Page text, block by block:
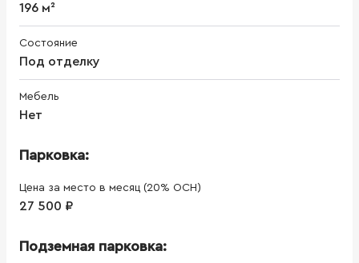
196 м²
Состояние
Под отделку
Мебель
Нет
Парковка:
Цена за место в месяц (20% ОСН)
27 500 ₽
Подземная парковка: